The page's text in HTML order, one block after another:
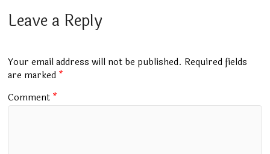
b
o
k
s
p
p
bl er
m
Leave a Reply
Your email address will not be published. Required fields
are marked *
Comment *